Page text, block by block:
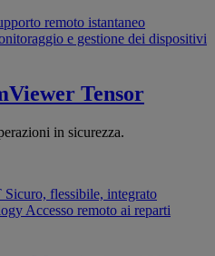
remoto istantaneo
e gestione dei dispositivi
Tensor
in sicurezza.
Sicuro, flessibile, integrato
Accesso remoto ai reparti